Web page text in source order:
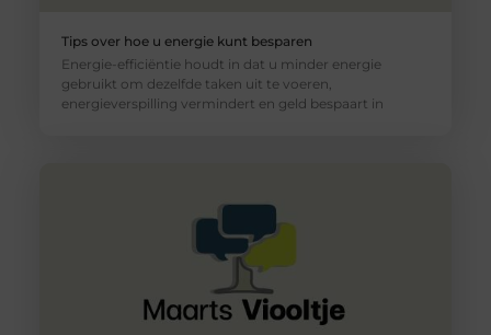
Tips over hoe u energie kunt besparen
Energie-efficiëntie houdt in dat u minder energie
gebruikt om dezelfde taken uit te voeren,
energieverspilling vermindert en geld bespaart in